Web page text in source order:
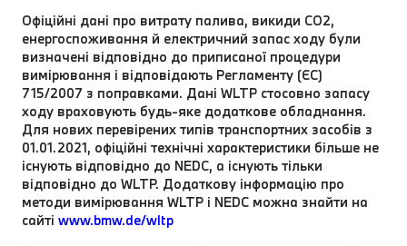
Офіційні дані про витрату палива, викиди CO2,
енергоспоживання й електричний запас ходу були
визначені відповідно до приписаної процедури
вимірювання і відповідають Регламенту (ЄС)
715/2007 з поправками. Дані WLTP стосовно запасу
ходу враховують будь-яке додаткове обладнання.
Для нових перевірених типів транспортних засобів з
01.01.2021, офіційні технічні характеристики більше не
існують відповідно до NEDC, а існують тільки
відповідно до WLTP. Додаткову інформацію про
методи вимірювання WLTP і NEDC можна знайти на
сайті www.bmw.de/wltp